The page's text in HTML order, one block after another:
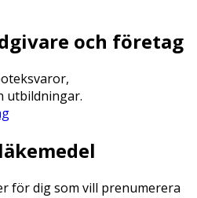
och företag
utbildningar.
för dig som vill prenumerera